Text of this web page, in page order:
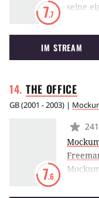
7.7
seine
für die
und
Folgen.
IM STREAM
THE OFFICE
GB(2001 - 2003) |
7.6
241